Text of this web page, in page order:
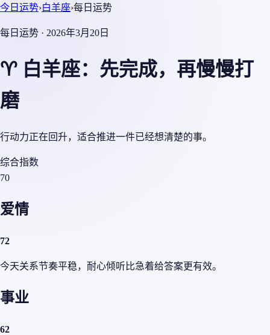
今日运势›白羊座›每日运势
每日运势 · 2026年3月20日
♈ 白羊座：先完成，再慢慢打
磨
行动力正在回升，适合推进一件已经想清楚的事。
综合指数
70
爱情
72
今天关系节奏平稳，耐心倾听比急着给答案更有效。
事业
62